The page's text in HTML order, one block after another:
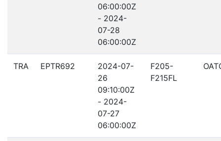
06:00:00Z
- 2024-
07-28
06:00:00Z
TRA EPTR692
2024-07-
26
09:10:00Z
- 2024-
07-27
06:00:00Z
F205-
F215FL